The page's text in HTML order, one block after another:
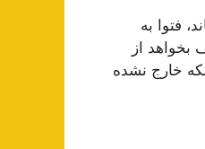
فتوا به
از
خارج نشده